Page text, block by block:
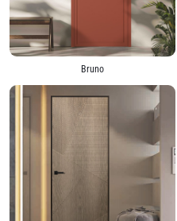
Bruno